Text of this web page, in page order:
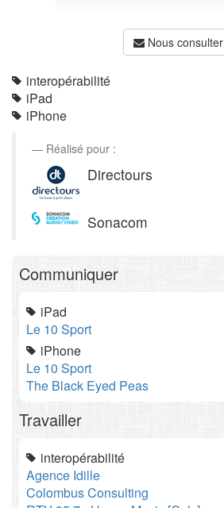
Nous consulter
interopérabilité
iPad
iPhone
Réalisé pour :
Directours
Sonacom
Communiquer
iPad
Le 10 Sport
iPhone
Le 10 Sport
The Black Eyed Peas
Travailler
interopérabilité
Agence Idille
Colombus Consulting